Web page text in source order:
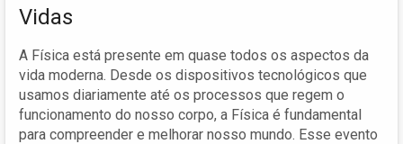
Vidas
A Física está presente em quase todos os aspectos da
vida moderna. Desde os dispositivos tecnológicos que
usamos diariamente até os processos que regem o
funcionamento do nosso corpo, a Física é fundamental
para compreender e melhorar nosso mundo. Esse evento